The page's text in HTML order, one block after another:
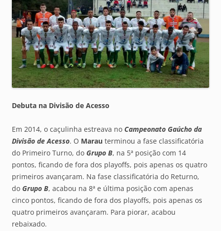
Debuta na Divisão de Acesso
Em 2014, o caçulinha estreava no Campeonato Gaúcho da
Divisão de Acesso. O Marau terminou a fase classificatória
do Primeiro Turno, do Grupo B, na 5ª posição com 14
pontos, ficando de fora dos playoffs, pois apenas os quatro
primeiros avançaram. Na fase classificatória do Returno,
do Grupo B, acabou na 8ª e última posição com apenas
cinco pontos, ficando de fora dos playoffs, pois apenas os
quatro primeiros avançaram. Para piorar, acabou
rebaixado.